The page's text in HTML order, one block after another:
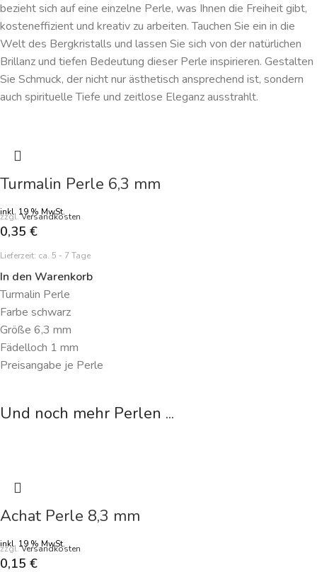
bezieht sich auf eine einzelne Perle, was Ihnen die Freiheit gibt,
kosteneffizient und kreativ zu arbeiten. Tauchen Sie ein in die
Welt des Bergkristalls und lassen Sie sich von der natürlichen
Brillanz und tiefen Bedeutung dieser Perle inspirieren. Gestalten
Sie Schmuck, der nicht nur ästhetisch ansprechend ist, sondern
auch spirituelle Tiefe und zeitlose Eleganz ausstrahlt.
Turmalin Perle 6,3 mm
inkl. 19 % MwSt.
zzgl.Versandkosten
0,35 €
Lieferzeit: ca. 5 - 7 Tage
In den Warenkorb
Turmalin Perle
Farbe schwarz
Größe 6,3 mm
Fädelloch 1 mm
Preisangabe je Perle
Und noch mehr Perlen ...
Achat Perle 8,3 mm
inkl. 19 % MwSt.
zzgl.Versandkosten
0,15 €